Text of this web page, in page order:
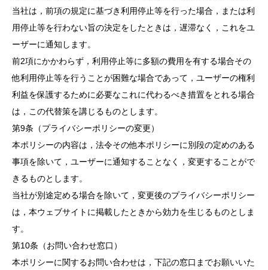
当社は，前項の規定に基づき利用停止等を行った場合，または利
用停止等を行わない旨の決定をしたときは，遅滞なく，これをユ
ーザーに通知します。
前2項にかかわらず，利用停止等に多額の費用を有する場合その
他利用停止等を行うことが困難な場合であって，ユーザーの権利
利益を保護するために必要なこれに代わるべき措置をとれる場合
は，この代替策を講じるものとします。
第9条（プライバシーポリシーの変更）
本ポリシーの内容は，法令その他本ポリシーに別段の定めのある
事項を除いて，ユーザーに通知することなく，変更することがで
きるものとします。
当社が別途定める場合を除いて，変更後のプライバシーポリシー
は，本ウェブサイトに掲載したときから効力を生じるものとしま
す。
第10条（お問い合わせ窓口）
本ポリシーに関するお問い合わせは，下記の窓口までお願いいた